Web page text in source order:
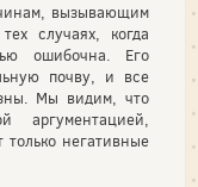
вызывающим
случаях, когда
ошибочна. Его
почву, и все
Мы видим, что
аргумента­цией,
негативные